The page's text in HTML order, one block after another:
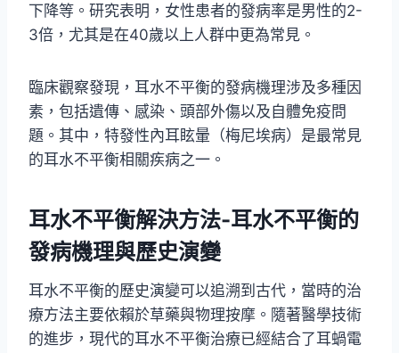
下降等。研究表明，女性患者的發病率是男性的2-
3倍，尤其是在40歲以上人群中更為常見。
臨床觀察發現，耳水不平衡的發病機理涉及多種因
素，包括遺傳、感染、頭部外傷以及自體免疫問
題。其中，特發性內耳眩暈（梅尼埃病）是最常見
的耳水不平衡相關疾病之一。
耳水不平衡解決方法-耳水不平衡的
發病機理與歷史演變
耳水不平衡的歷史演變可以追溯到古代，當時的治
療方法主要依賴於草藥與物理按摩。隨著醫學技術
的進步，現代的耳水不平衡治療已經結合了耳蝸電